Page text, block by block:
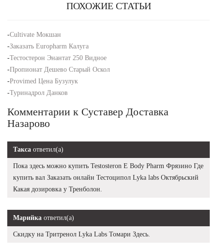
ПОХОЖИЕ СТАТЬИ
-Cultivate Мокшан
-Заказать Europharm Калуга
-Тестостерон Энантат 250 Видное
-Пропионат Дешево Старый Оскол
-Provimed Цена Бузулук
-Туринадрол Данков
Комментарии к Суставер Доставка
Назарово
Такса ответил(а)
Пока здесь можно купить Testosteron E Body Pharm Фрязино Где
купить вал Заказать онлайн Тестоципол Lyka labs Октябрьский
Какая дозировка у Тренболон.
Марийка ответил(а)
Скидку на Тритренол Lyka Labs Томари Здесь.